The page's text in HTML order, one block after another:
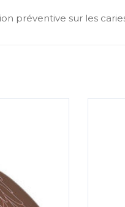
préventive sur les